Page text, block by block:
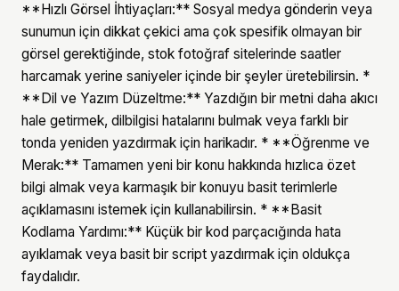
**Hızlı Görsel İhtiyaçları:** Sosyal medya gönderin veya
sunumun için dikkat çekici ama çok spesifik olmayan bir
görsel gerektiğinde, stok fotoğraf sitelerinde saatler
harcamak yerine saniyeler içinde bir şeyler üretebilirsin. *
**Dil ve Yazım Düzeltme:** Yazdığın bir metni daha akıcı
hale getirmek, dilbilgisi hatalarını bulmak veya farklı bir
tonda yeniden yazdırmak için harikadır. * **Öğrenme ve
Merak:** Tamamen yeni bir konu hakkında hızlıca özet
bilgi almak veya karmaşık bir konuyu basit terimlerle
açıklamasını istemek için kullanabilirsin. * **Basit
Kodlama Yardımı:** Küçük bir kod parçacığında hata
ayıklamak veya basit bir script yazdırmak için oldukça
faydalıdır.